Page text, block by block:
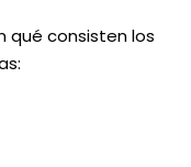
qué consisten los